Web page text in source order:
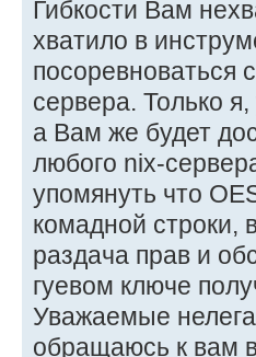
Гибкости Вам
хватило в
посоревноваться
сервера. Только
а Вам же будет
любого nix-
упомянуть что
комадной строки,
раздача прав и
гуевом ключе
Уважаемые
обращаюсь к вам